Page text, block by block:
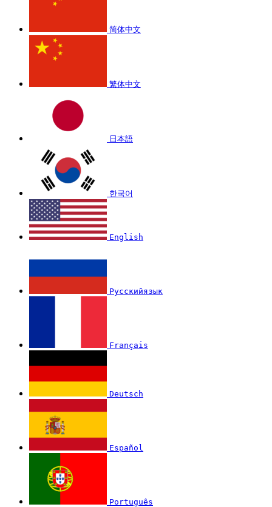
简体中文
繁体中文
日本語
한국어
English
Русскийязык
Français
Deutsch
Español
Português